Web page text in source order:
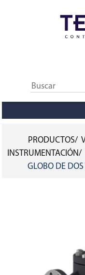
SOBRESCRIBIR
ENLACES
PRODUCTOS
INSTRUMENTACIÓN
GLOBO DE